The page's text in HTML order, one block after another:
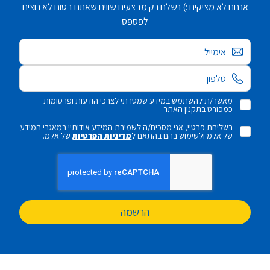
אנחנו לא מציקים :) נשלח רק מבצעים שווים שאתם בטוח לא רוצים
לפספס
אימייל
מאשר/ת להשתמש במידע שמסרתי לצרכי הודעות ופרסומות
כמפורט בתקנון האתר
בשליחת פרטיי, אני מסכים/ה לשמירת המידע אודותיי במאגרי המידע
של אלמ ולשימוש בהם בהתאם למדיניות הפרטיותשל אלמ.
הרשמה